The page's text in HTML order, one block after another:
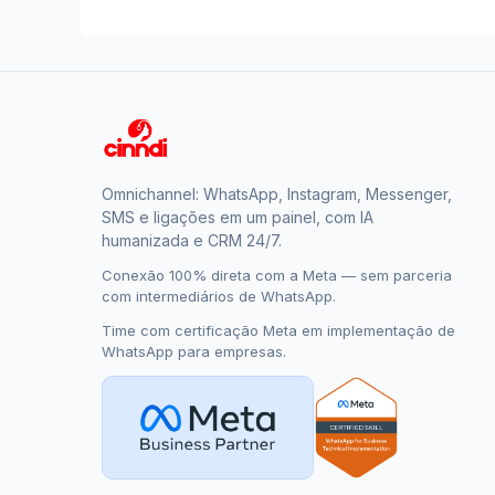
Omnichannel: WhatsApp, Instagram, Messenger,
SMS e ligações em um painel, com IA
humanizada e CRM 24/7.
Conexão 100% direta com a Meta — sem parceria
com intermediários de WhatsApp.
Time com certificação Meta em implementação de
WhatsApp para empresas.